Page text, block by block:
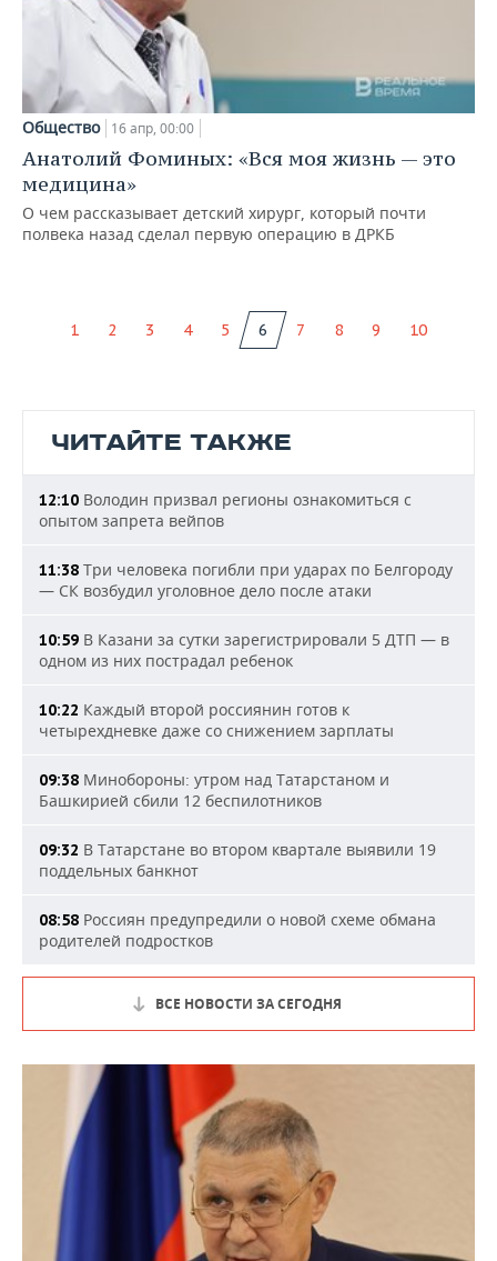
Общество 16 апр, 00:00
Анатолий Фоминых: «Вся моя жизнь — это
медицина»
О чем рассказывает детский хирург, который почти
полвека назад сделал первую операцию в ДРКБ
1 2 3 4 5 6 7 8 9 10
ЧИТАЙТЕ ТАКЖЕ
12:10 Володин призвал регионы ознакомиться с
опытом запрета вейпов
11:38 Три человека погибли при ударах по Белгороду
— СК возбудил уголовное дело после атаки
10:59 В Казани за сутки зарегистрировали 5 ДТП — в
одном из них пострадал ребенок
10:22 Каждый второй россиянин готов к
четырехдневке даже со снижением зарплаты
09:38 Минобороны: утром над Татарстаном и
Башкирией сбили 12 беспилотников
09:32 В Татарстане во втором квартале выявили 19
поддельных банкнот
08:58 Россиян предупредили о новой схеме обмана
родителей подростков
ВСЕ НОВОСТИ ЗА СЕГОДНЯ